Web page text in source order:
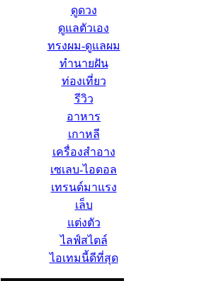
ดูดวง
ดูแลตัวเอง
ทรงผม-ดูแลผม
ทำนายฝัน
ท่องเที่ยว
รีวิว
อาหาร
เกาหลี
เครื่องสำอาง
เซเลบ-ไอดอล
เทรนด์มาแรง
เล็บ
แต่งตัว
ไลฟ์สไตล์
ไอเทมนี้ดีที่สุด